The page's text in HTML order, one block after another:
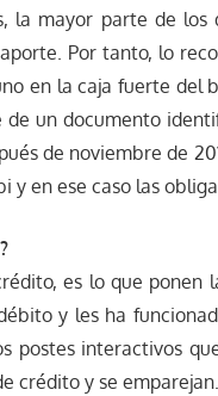
la mayor parte de
Por tanto, lo
en la caja fuerte del
de un documento
de noviembre de
y en ese caso las
es lo que ponen
y les ha
postes interactivos
crédito y se emparejan.